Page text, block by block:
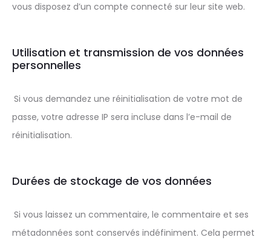
vous disposez d’un compte connecté sur leur site web.
Utilisation et transmission de vos données
personnelles
Si vous demandez une réinitialisation de votre mot de
passe, votre adresse IP sera incluse dans l’e-mail de
réinitialisation.
Durées de stockage de vos données
Si vous laissez un commentaire, le commentaire et ses
métadonnées sont conservés indéfiniment. Cela permet